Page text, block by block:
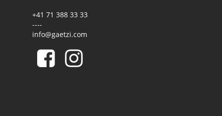
+41 71 388 33 33
----
info@gaetzi.com